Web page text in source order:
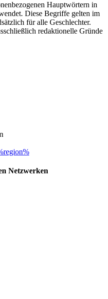
Hauptwörtern in
Diese Begriffe gelten im
für alle Geschlechter.
redaktionelle Gründe
Netzwerken